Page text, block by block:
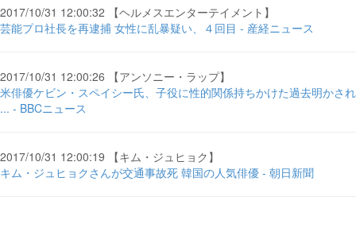
2017/10/31 12:00:32 【ヘルメスエンターテイメント】
芸能プロ社長を再逮捕 女性に乱暴疑い、４回目 - 産経ニュース
2017/10/31 12:00:26 【アンソニー・ラップ】
米俳優ケビン・スペイシー氏、子役に性的関係持ちかけた過去明かされ
... - BBCニュース
2017/10/31 12:00:19 【キム・ジュヒョク】
キム・ジュヒョクさんが交通事故死 韓国の人気俳優 - 朝日新聞